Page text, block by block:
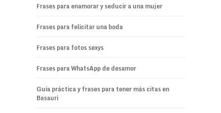
Frases para enamorar y seducir a una mujer
Frases para felicitar una boda
Frases para fotos sexys
Frases para WhatsApp de desamor
Guía práctica y frases para tener más citas en
Basauri